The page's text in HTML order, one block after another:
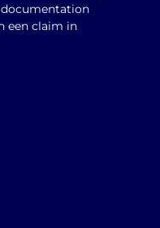
documentation
een claim in